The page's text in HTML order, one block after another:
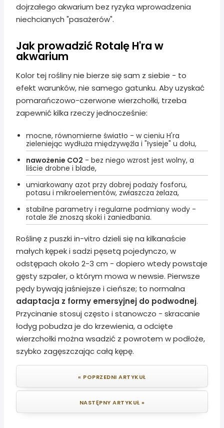
dojrzałego akwarium bez ryzyka wprowadzenia
niechcianych "pasażerów".
Jak prowadzić Rotalę H'ra w
akwarium
Kolor tej rośliny nie bierze się sam z siebie - to
efekt warunków, nie samego gatunku. Aby uzyskać
pomarańczowo-czerwone wierzchołki, trzeba
zapewnić kilka rzeczy jednocześnie:
mocne, równomierne światło - w cieniu H'ra
zieleniejąc wydłuża międzywęźla i "łysieje" u dołu,
nawożenie CO2 - bez niego wzrost jest wolny, a
liście drobne i blade,
umiarkowany azot przy dobrej podaży fosforu,
potasu i mikroelementów, zwłaszcza żelaza,
stabilne parametry i regularne podmiany wody -
rotale źle znoszą skoki i zaniedbania.
Roślinę z puszki in-vitro dzieli się na kilkanaście
małych kępek i sadzi pęsetą pojedynczo, w
odstępach około 2-3 cm - dopiero wtedy powstaje
gęsty szpaler, o którym mowa w newsie. Pierwsze
pędy bywają jaśniejsze i cieńsze; to normalna
adaptacja z formy emersyjnej do podwodnej.
Przycinanie stosuj często i stanowczo - skracanie
łodyg pobudza je do krzewienia, a odcięte
wierzchołki można wsadzić z powrotem w podłoże,
szybko zagęszczając całą kępę.
« POPRZEDNI ARTYKUŁ
NASTĘPNY ARTYKUŁ »